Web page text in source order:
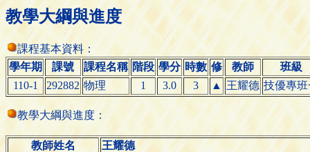
教學大綱與進度
課程基本資料：
學年期
課號 課程名稱 階段 學分 時數 修 教師
班級
110-1
292882 物理 1 3.0 3 ▲ 王耀德 技優專班
教學大綱與進度：
教師姓名
王耀德